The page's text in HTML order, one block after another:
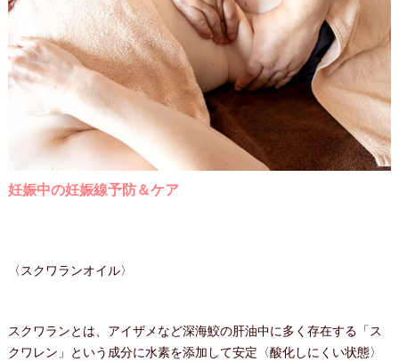
妊娠中の妊娠線予防＆ケア
〈スクワランオイル〉
スクワランとは、アイザメなど深海鮫の肝油中に多く存在する「ス
クワレン」という成分に水素を添加して安定〈酸化しにくい状態〉